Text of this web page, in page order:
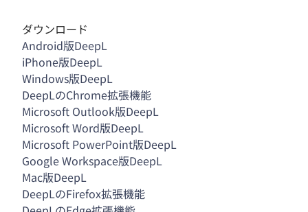
ダウンロード
Android版DeepL
iPhone版DeepL
Windows版DeepL
DeepLのChrome拡張機能
Microsoft Outlook版DeepL
Microsoft Word版DeepL
Microsoft PowerPoint版DeepL
Google Workspace版DeepL
Mac版DeepL
DeepLのFirefox拡張機能